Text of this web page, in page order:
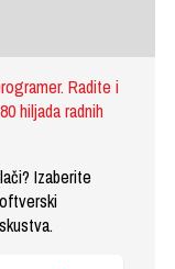
Radite i
hiljada radnih
Izaberite